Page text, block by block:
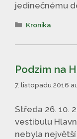
jedinečnému
Rubriky
Kronika
Podzim na
7. listopadu 2016
Středa 26. 10.
vestibulu
nebyla